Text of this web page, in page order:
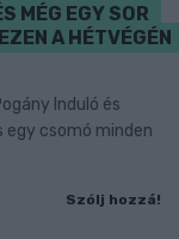
MÉG EGY SOR
A HÉTVÉGÉN
Induló és
egy csomó minden
Szólj hozzá!